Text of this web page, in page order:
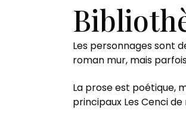
Les personnages sont
roman mur, mais
La prose est poétique,
principaux Les Cenci